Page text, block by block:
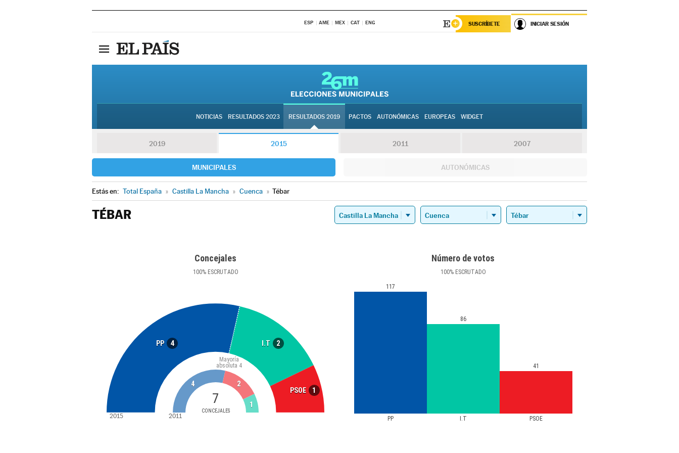
ESP AME MEX CAT ENG SUSCRÍBETE INICIAR SESIÓN
NOTICIAS RESULTADOS 2023 RESULTADOS 2019 PACTOS AUTONÓMICAS EUROPEAS WIDGET
2019 2015 2011 2007
MUNICIPALES AUTONÓMICAS
Estás en: Total España » Castilla La Mancha » Cuenca » Tébar
TÉBAR
Concejales
100%ESCRUTADO
PP 4 I.T 2
PSOE 1
7
CONCEJALES
Mayoría
absoluta 4
4 2
1
2015 2011
Número de votos
100%ESCRUTADO
PP I.T PSOE
117
86
41